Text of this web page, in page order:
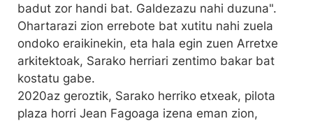
badut zor handi bat. Galdezazu nahi duzuna".
Ohartarazi zion errebote bat xutitu nahi zuela
ondoko eraikinekin, eta hala egin zuen Arretxe
arkitektoak, Sarako herriari zentimo bakar bat
kostatu gabe.
2020az geroztik, Sarako herriko etxeak, pilota
plaza horri Jean Fagoaga izena eman zion,